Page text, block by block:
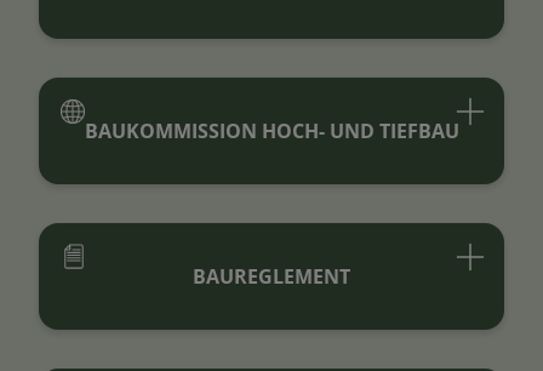
BAUKOMMISSION HOCH- UND TIEFBAU
BAUREGLEMENT